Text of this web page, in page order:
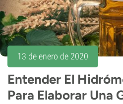
13 de enero de 2020
Entender El
Para Elaborar Una